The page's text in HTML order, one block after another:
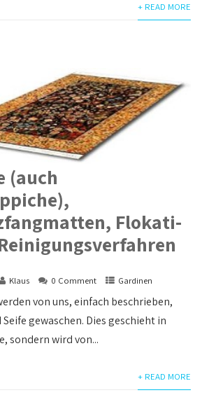
+ READ MORE
(auch
Flokati-
Klaus 0 Comment Gardinen
von uns, einfach beschrieben,
gewaschen. Dies geschieht in
sondern wird von...
+ READ MORE